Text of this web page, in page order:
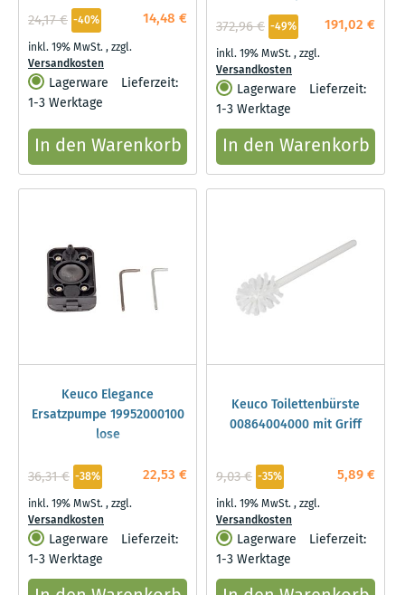
14,48 €
24,17 € -40%
inkl. 19% MwSt.,zzgl.
Versandkosten
Lagerware
Lieferzeit:
1-3 Werktage
In den Warenkorb
191,02 €
372,96 € -49%
inkl. 19% MwSt.,zzgl.
Versandkosten
Lagerware
Lieferzeit:
1-3 Werktage
In den Warenkorb
Keuco Elegance
Ersatzpumpe 19952000100
lose
22,53 €
36,31 € -38%
inkl. 19% MwSt.,zzgl.
Versandkosten
Lagerware
Lieferzeit:
1-3 Werktage
Keuco Toilettenbürste
00864004000 mit Griff
5,89 €
9,03 € -35%
inkl. 19% MwSt.,zzgl.
Versandkosten
Lagerware
Lieferzeit:
1-3 Werktage